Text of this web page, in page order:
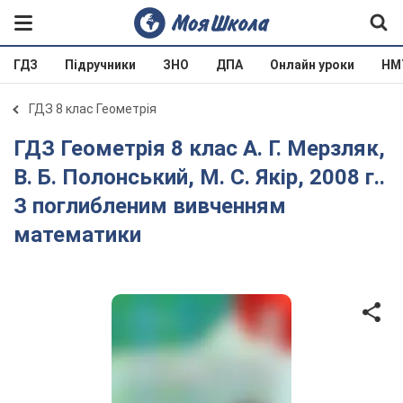
ГДЗ Підручники ЗНО ДПА Онлайн уроки
ГДЗ 8 клас Геометрія
ГДЗ Геометрія 8 клас А. Г. Мерзляк,
В. Б. Полонський, М. С. Якір, 2008 г..
З поглибленим вивченням
математики